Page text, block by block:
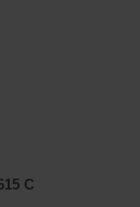
C